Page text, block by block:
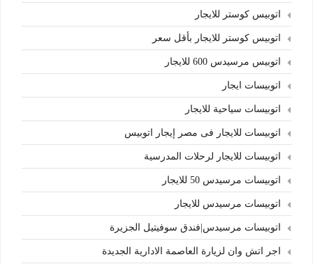
اتوبيس كوستر للايجار
اتوبيس كوستر للايجار بأقل سعر
اتوبيس مرسيدس 600 للايجار
اتوبيسات ايجار
اتوبيسات سياحية للايجار
اتوبيسات للايجار فى مصر إيجار اتوبيس
اتوبيسات للايجار لرحلات المدرسية
اتوبيسات مرسيدس 50 للايجار
اتوبيسات مرسيدس للايجار
اتوبيسات مرسيدس|فندق سوفيتيل الجزيرة
اجر اتش وان لزيارة العاصمة الادارية الجديدة